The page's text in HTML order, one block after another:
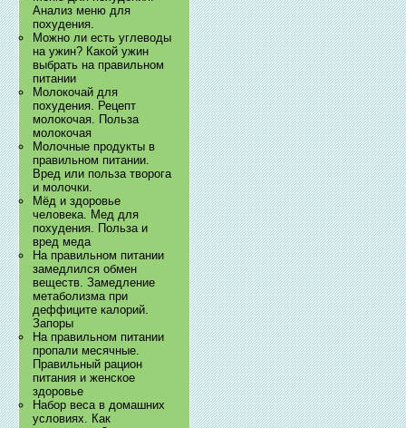
Анализ меню для
похудения.
Можно ли есть углеводы
на ужин? Какой ужин
выбрать на правильном
питании
Молокочай для
похудения. Рецепт
молокочая. Польза
молокочая
Молочные продукты в
правильном питании.
Вред или польза творога
и молочки.
Мёд и здоровье
человека. Мед для
похудения. Польза и
вред меда
На правильном питании
замедлился обмен
веществ. Замедление
метаболизма при
деффиците калорий.
Запоры
На правильном питании
пропали месячные.
Правильный рацион
питания и женское
здоровье
Набор веса в домашних
условиях. Как